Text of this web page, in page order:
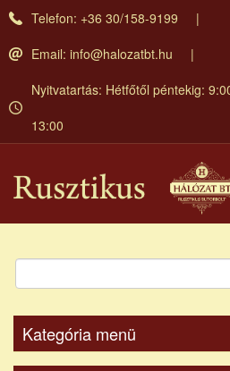
Ugrás
Telefon: +36 30/158-9199
Email: info@halozatbt.hu
Nyitvatartás: Hétfőtől péntekig:
13:00
Kategória menü